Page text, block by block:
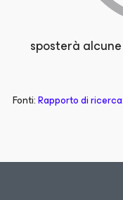
sposterà
Fonti:Rapporto di